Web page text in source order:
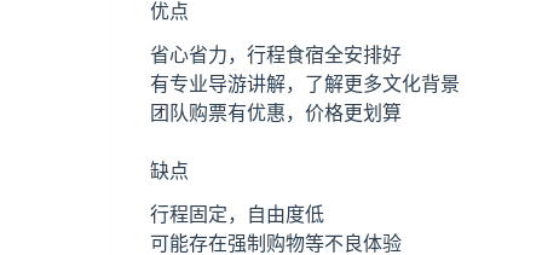
优点
省心省力，行程食宿全安排好
有专业导游讲解，了解更多文化背景
团队购票有优惠，价格更划算
缺点
行程固定，自由度低
可能存在强制购物等不良体验